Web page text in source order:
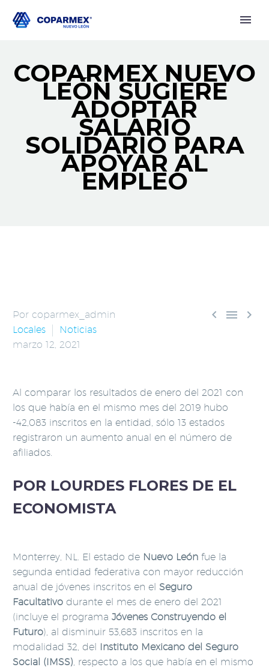
COPARMEX NUEVO
LEÓN SUGIERE
ADOPTAR
SALARIO
SOLIDARIO PARA
APOYAR AL
EMPLEO
  
Por coparmex_admin
Locales
Noticias
marzo 12, 2021
Al comparar los resultados de enero del 2021 con
los que había en el mismo mes del 2019 hubo
-42,083 inscritos en la entidad, sólo 13 estados
registraron un aumento anual en el número de
afiliados.
POR LOURDES FLORES DE EL
ECONOMISTA
Monterrey, NL. El estado de Nuevo León fue la
segunda entidad federativa con mayor reducción
anual de jóvenes inscritos en el Seguro
Facultativo durante el mes de enero del 2021
(incluye el programa Jóvenes Construyendo el
Futuro), al disminuir 53,683 inscritos en la
modalidad 32, del Instituto Mexicano del Seguro
Social (IMSS), respecto a los que había en el mismo